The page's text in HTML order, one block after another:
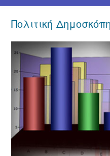
Πολιτική